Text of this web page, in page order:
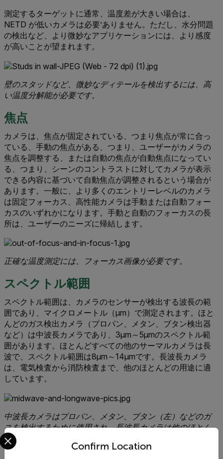
測定するターゲットに通常、温度差が大きい場合は、
NETD が低いカメラは必要’ありません。ただし、水分問題
の検出など、より微妙なアプリケーションには、より感度
が高いことが望まれます。
壁のスタッドなど、微妙なディテールを検出するには、高
い温度分解能が必要です。
焦点
カメラは、焦点が固定されている、つまり焦点が常に合っ
ている、手動の焦点がある、つまり、ユーザーがカメラの
焦点を調整する、または自動の焦点が自動焦点になってい
る、つまり、シーンのコントラストに対してカメラが表示
できる内容に基づいて自動焦点が調整されるという場合が
あります。一般に、より多くのエントリーレベルのカメラ
は固定フォーカス、高性能カメラは手動または自動フォー
カスのいずれかになります。手動と自動のフォーカスの長
所は、ユーザーのニーズに帰結します。
正確な温度測定には、フォーカス画像が必要です。
スペクトル範囲
スペクトル範囲は、カメラのセンサーが検出する波長の範
囲であり、マイクロメートル（µm）で測定されます。ほと
んどのガス検出カメラ（プロパン、メタン、ブタン検出器
など）は中波長カメラであり、3µm～5µmのスペクトル範
囲があります。ほとんどすべての他のサーマルカメラは長
波で、スペクトル範囲は8µm～14µmです。長波長カメラ
は、電気検査から消防検査まで、他のほとんどの用途に適
しています。
中波長カメラはプロパン、メタン、ブタン（左）などのガ
スを検出するために使用され、長波長カメラは他のほとん
どの用途（右）に使用されます。
Confirm Location
Select your preferred country and language from the